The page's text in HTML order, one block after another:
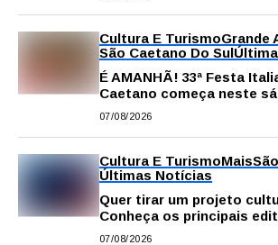
Cultura E TurismoGrande
São Caetano Do Sul
É AMANHÃ! 33ª Festa
Caetano começa neste
gastronomia, música e
07/08/2026
Cultura E TurismoMais
Últimas Notícias
Quer tirar um projeto
Conheça os principais
em São Paulo
07/08/2026